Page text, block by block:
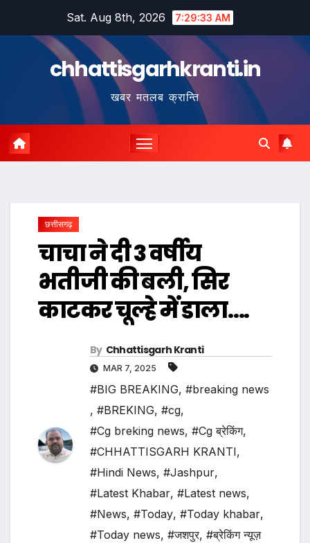
Sat. Aug 8th, 2026 7:29:34 AM
chhattisgarhkranti.in
खबर मतलब क्रान्ति
छत्तीसगढ़
चाचा ने दी 3 वर्षीय
भतीजी की बली, सिर
काटकर चूल्हे में डाला….
By Chhattisgarh Kranti
MAR 7, 2025
#BIG BREAKING, #breaking news
, #BREKING, #cg,
#Cg breking news, #Cg ब्रेकिंग,
#CHHATTISGARH KRANTI,
#Hindi News, #Jashpur,
#Latest Khabar, #Latest news,
#News, #Today, #Today khabar,
#Today news, #जशपुर, #ब्रेकिंग न्यूज़